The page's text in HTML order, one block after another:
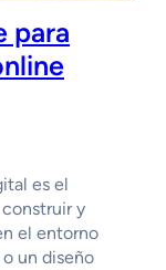
para
es el
y
el entorno
un diseño